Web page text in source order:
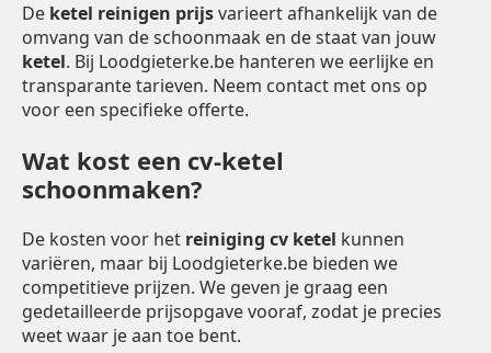
De ketel reinigen prijsvarieert afhankelijk van de
omvang van de schoonmaak en de staat van jouw
ketel. Bij Loodgieterke.be hanteren we eerlijke en
transparante tarieven. Neem contact met ons op
voor een specifieke offerte.
Wat kost een cv-ketel
schoonmaken?
De kosten voor het reiniging cv ketel kunnen
variëren, maar bij Loodgieterke.be bieden we
competitieve prijzen. We geven je graag een
gedetailleerde prijsopgave vooraf, zodat je precies
weet waar je aan toe bent.